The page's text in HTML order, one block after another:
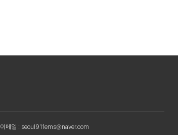
이메일 : seoul911ems@naver.com